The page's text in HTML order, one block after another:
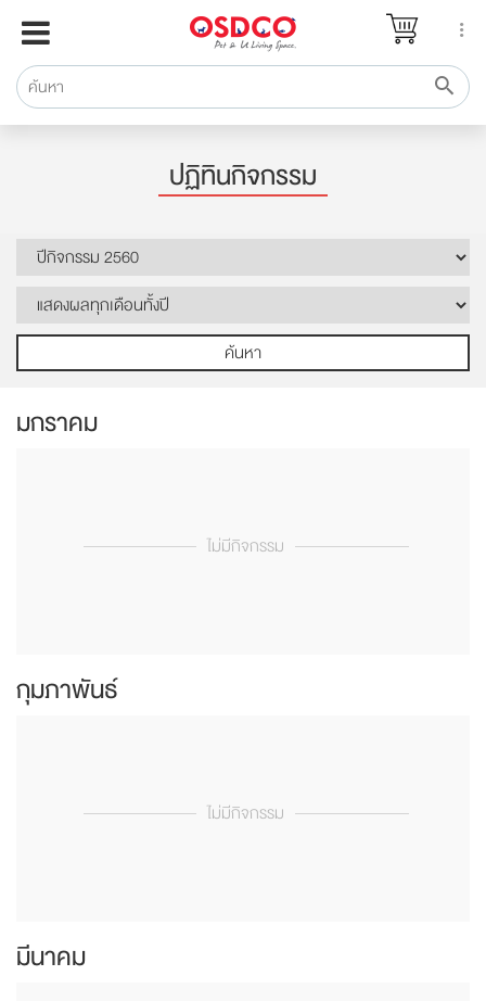
หน้าแรก
แบรนด์
รีวิว
Pet Channel
ซื้อสินค้า OSDCO
ปฏิทินกิจกรรม
ค้นหา
มกราคม
ไม่มีกิจกรรม
กุมภาพันธ์
ไม่มีกิจกรรม
มีนาคม